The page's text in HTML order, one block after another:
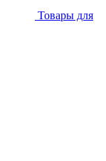
Товары для